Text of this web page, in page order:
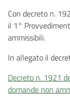
Con decreto n.
il 1°
ammissibili.
In allegato il
Decreto n. 1921
domande non